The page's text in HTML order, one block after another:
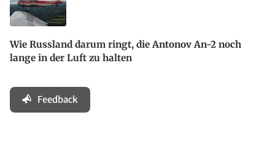
Wie Russland darum ringt, die Antonov An-2 noch
lange in der Luft zu halten
Feedback